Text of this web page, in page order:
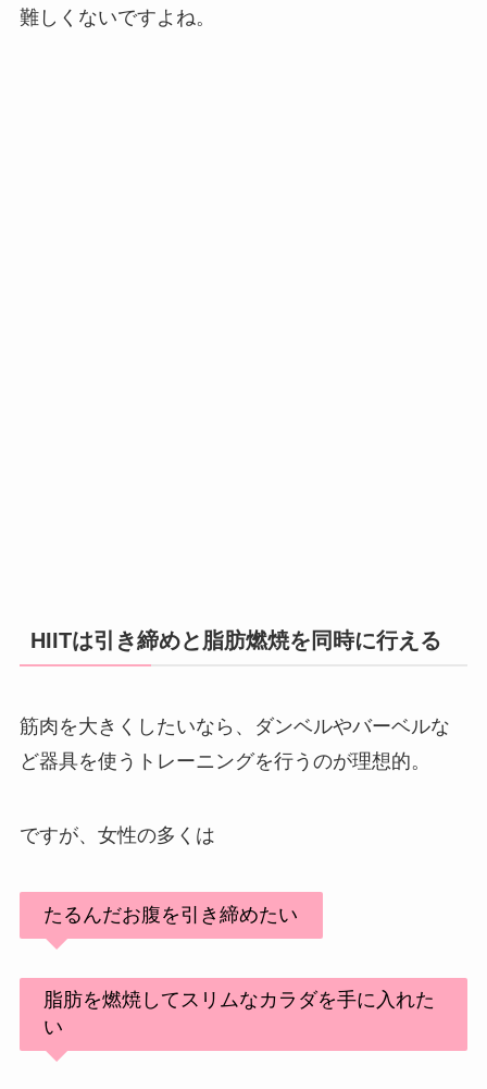
難しくないですよね。
HIITは引き締めと脂肪燃焼を同時に行える
筋肉を大きくしたいなら、ダンベルやバーベルな
ど器具を使うトレーニングを行うのが理想的。
ですが、女性の多くは
たるんだお腹を引き締めたい
脂肪を燃焼してスリムなカラダを手に入れた
い